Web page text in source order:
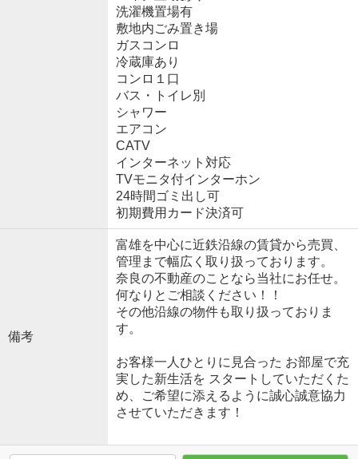
洗濯機置場有
敷地内ごみ置き場
ガスコンロ
冷蔵庫あり
コンロ１口
バス・トイレ別
シャワー
エアコン
CATV
インターネット対応
TVモニタ付インターホン
24時間ゴミ出し可
初期費用カード決済可
備考
富雄を中心に近鉄沿線の賃貸から売買、
管理まで幅広く取り扱っております。
奈良の不動産のことなら当社にお任せ。
何なりとご相談ください！！
その他沿線の物件も取り扱っておりま
す。
お客様一人ひとりに見合った お部屋で充
実した新生活を スタートしていただくた
め、ご希望に添えるように誠心誠意協力
させていただきます！